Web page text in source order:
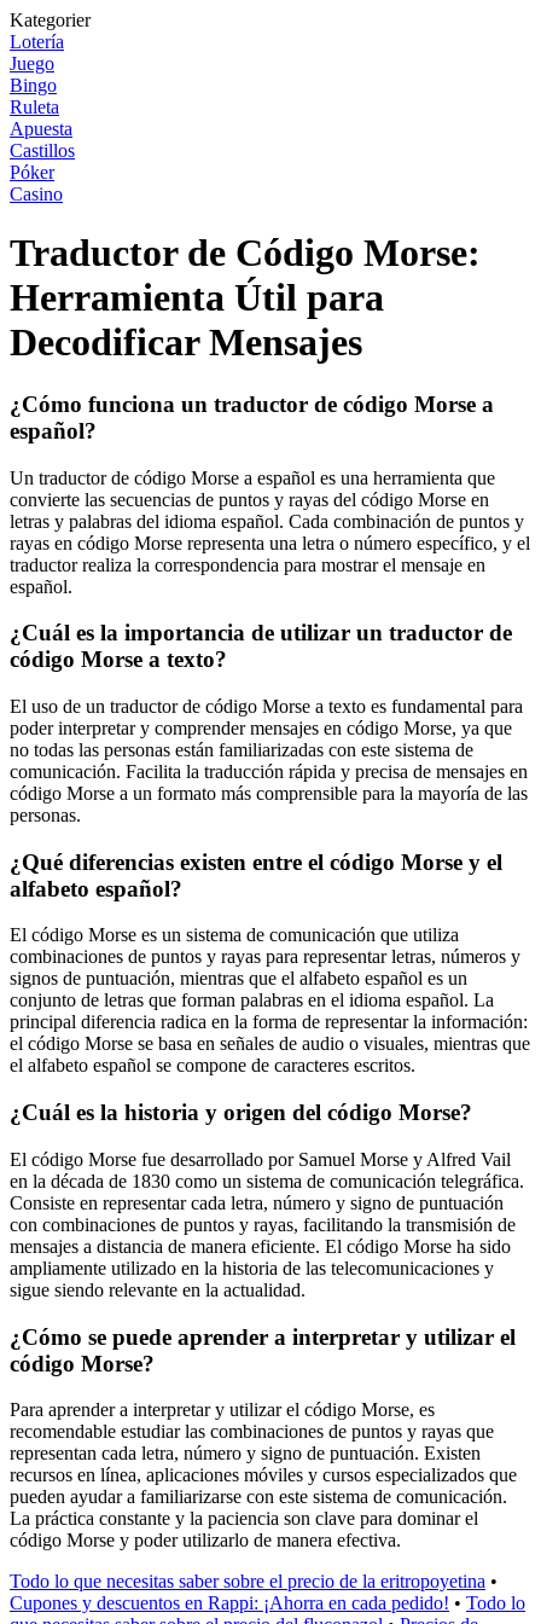
Kategorier
Lotería
Juego
Bingo
Ruleta
Apuesta
Castillos
Póker
Casino
Traductor de Código Morse:
Herramienta Útil para
Decodificar Mensajes
¿Cómo funciona un traductor de código Morse a
español?
Un traductor de código Morse a español es una herramienta que
convierte las secuencias de puntos y rayas del código Morse en
letras y palabras del idioma español. Cada combinación de puntos y
rayas en código Morse representa una letra o número específico, y el
traductor realiza la correspondencia para mostrar el mensaje en
español.
¿Cuál es la importancia de utilizar un traductor de
código Morse a texto?
El uso de un traductor de código Morse a texto es fundamental para
poder interpretar y comprender mensajes en código Morse, ya que
no todas las personas están familiarizadas con este sistema de
comunicación. Facilita la traducción rápida y precisa de mensajes en
código Morse a un formato más comprensible para la mayoría de las
personas.
¿Qué diferencias existen entre el código Morse y el
alfabeto español?
El código Morse es un sistema de comunicación que utiliza
combinaciones de puntos y rayas para representar letras, números y
signos de puntuación, mientras que el alfabeto español es un
conjunto de letras que forman palabras en el idioma español. La
principal diferencia radica en la forma de representar la información:
el código Morse se basa en señales de audio o visuales, mientras que
el alfabeto español se compone de caracteres escritos.
¿Cuál es la historia y origen del código Morse?
El código Morse fue desarrollado por Samuel Morse y Alfred Vail
en la década de 1830 como un sistema de comunicación telegráfica.
Consiste en representar cada letra, número y signo de puntuación
con combinaciones de puntos y rayas, facilitando la transmisión de
mensajes a distancia de manera eficiente. El código Morse ha sido
ampliamente utilizado en la historia de las telecomunicaciones y
sigue siendo relevante en la actualidad.
¿Cómo se puede aprender a interpretar y utilizar el
código Morse?
Para aprender a interpretar y utilizar el código Morse, es
recomendable estudiar las combinaciones de puntos y rayas que
representan cada letra, número y signo de puntuación. Existen
recursos en línea, aplicaciones móviles y cursos especializados que
pueden ayudar a familiarizarse con este sistema de comunicación.
La práctica constante y la paciencia son clave para dominar el
código Morse y poder utilizarlo de manera efectiva.
Todo lo que necesitas saber sobre el precio de la eritropoyetina •
Cupones y descuentos en Rappi: ¡Ahorra en cada pedido! • Todo lo